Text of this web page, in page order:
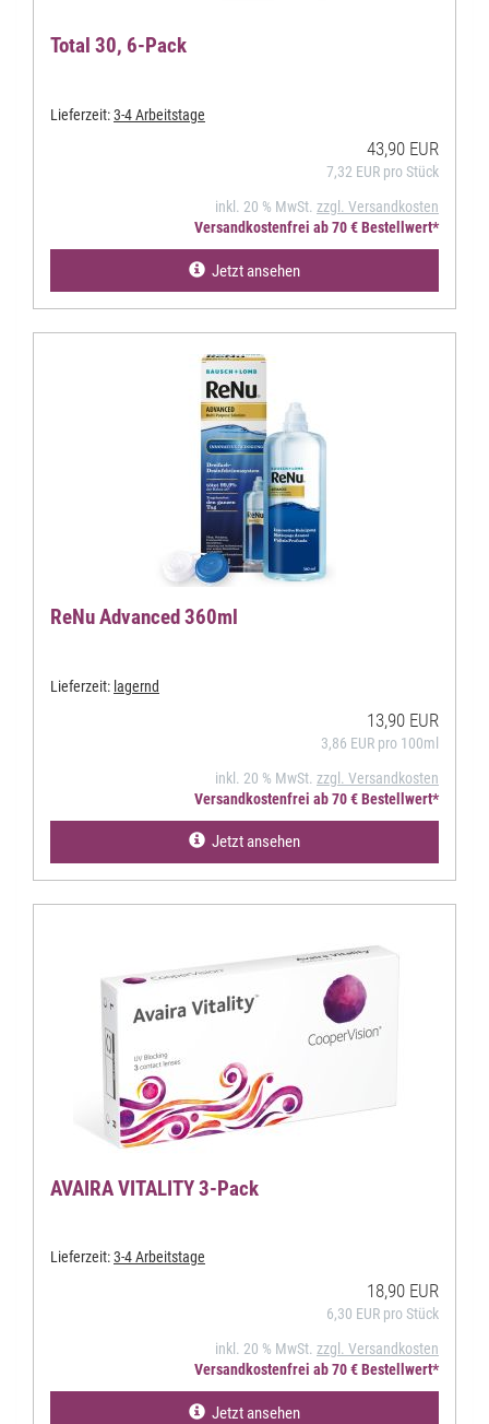
Total 30, 6-Pack
Lieferzeit:3-4 Arbeitstage
43,90 EUR
7,32 EUR pro Stück
inkl. 20 % MwSt. zzgl. Versandkosten
Versandkostenfrei ab 70 € Bestellwert*
Jetzt ansehen
ReNu Advanced 360ml
Lieferzeit: lagernd
13,90 EUR
3,86 EUR pro 100ml
inkl. 20 % MwSt. zzgl. Versandkosten
Versandkostenfrei ab 70 € Bestellwert*
Jetzt ansehen
AVAIRA VITALITY 3-Pack
Lieferzeit:3-4 Arbeitstage
18,90 EUR
6,30 EUR pro Stück
inkl. 20 % MwSt. zzgl. Versandkosten
Versandkostenfrei ab 70 € Bestellwert*
Jetzt ansehen